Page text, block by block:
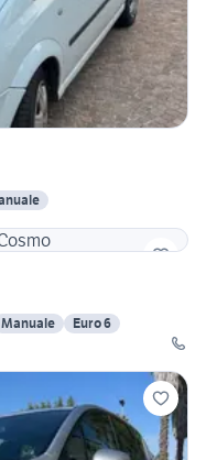
Manuale
Euro 6